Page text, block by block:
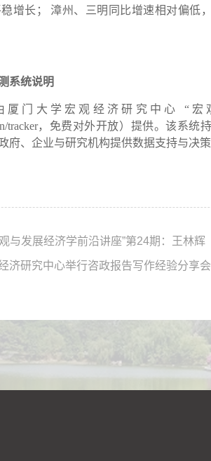
稳增长； 漳州、三明同比增速相对偏低
系统说明
厦门大学宏观经济研究中心 “宏
tracker，免费对外开放）提供。该系
府、企业与研究机构提供数据支持与决策
与发展经济学前沿讲座”第24期：王林辉
济研究中心举行咨政报告写作经验分享会